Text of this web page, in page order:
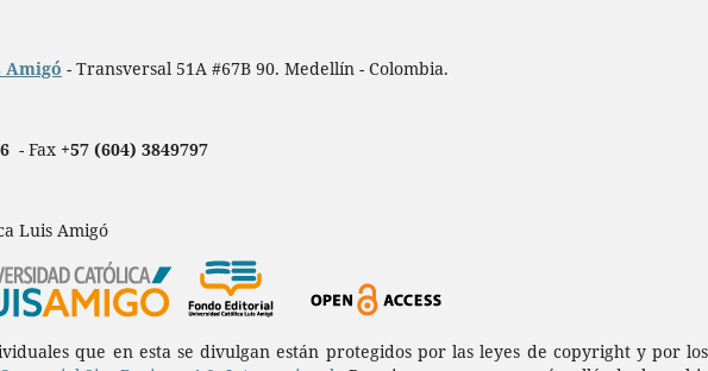
Amigó - Transversal 51A #67B 90. Medellín - Colombia.
- Fax +57 (604) 3849797
Luis Amigó
que en esta se divulgan están protegidos por las leyes de copyright y por